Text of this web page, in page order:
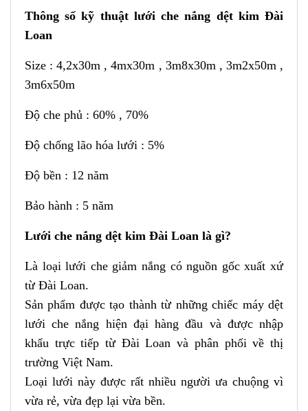
Thông số kỹ thuật lưới che nắng dệt kim Đài
Loan
Size : 4,2x30m , 4mx30m , 3m8x30m , 3m2x50m ,
3m6x50m
Độ che phủ : 60% , 70%
Độ chống lão hóa lưới : 5%
Độ bền : 12 năm
Bảo hành : 5 năm
Lưới che nắng dệt kim Đài Loan là gì?
Là loại lưới che giảm nắng có nguồn gốc xuất xứ
từ Đài Loan.
Sản phẩm được tạo thành từ những chiếc máy dệt
lưới che nắng hiện đại hàng đầu và được nhập
khẩu trực tiếp từ Đài Loan và phân phối về thị
trường Việt Nam.
Loại lưới này được rất nhiều người ưa chuộng vì
vừa rẻ, vừa đẹp lại vừa bền.